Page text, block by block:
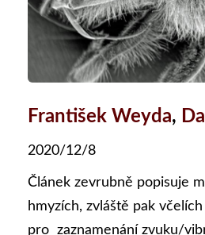
František Weyda,
2020/12/8
Článek zevrubně popisuje
hmyzích, zvláště pak
pro zaznamenání zvuku/